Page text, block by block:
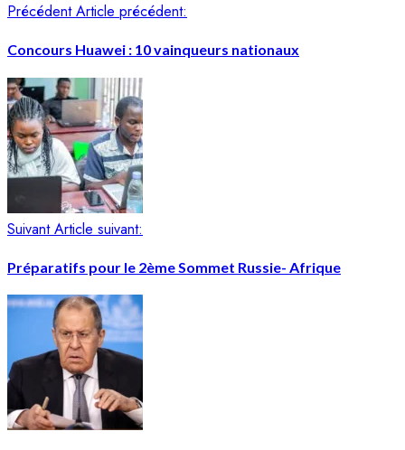
Précédent Article précédent:
Concours Huawei : 10 vainqueurs nationaux
Suivant Article suivant:
Préparatifs pour le 2ème Sommet Russie- Afrique